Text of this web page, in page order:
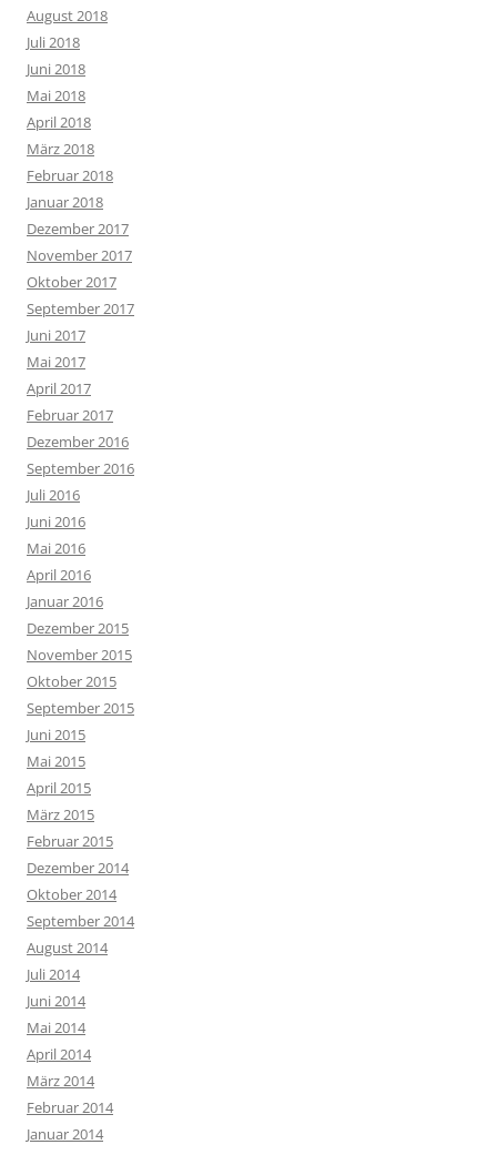
August 2018
Juli 2018
Juni 2018
Mai 2018
April 2018
März 2018
Februar 2018
Januar 2018
Dezember 2017
November 2017
Oktober 2017
September 2017
Juni 2017
Mai 2017
April 2017
Februar 2017
Dezember 2016
September 2016
Juli 2016
Juni 2016
Mai 2016
April 2016
Januar 2016
Dezember 2015
November 2015
Oktober 2015
September 2015
Juni 2015
Mai 2015
April 2015
März 2015
Februar 2015
Dezember 2014
Oktober 2014
September 2014
August 2014
Juli 2014
Juni 2014
Mai 2014
April 2014
März 2014
Februar 2014
Januar 2014